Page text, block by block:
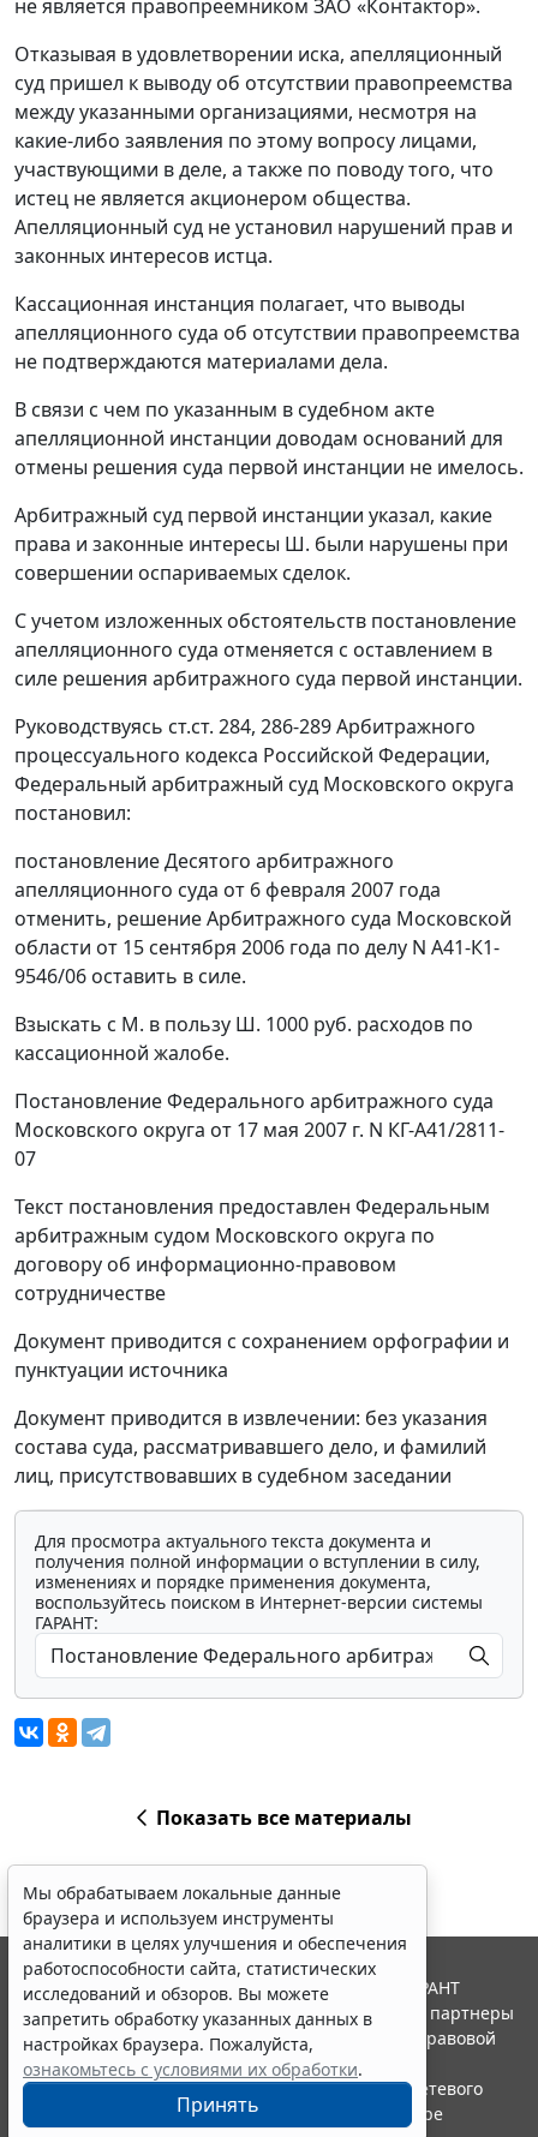
не является правопреемником ЗАО «Контактор».
Отказывая в удовлетворении иска, апелляционный
суд пришел к выводу об отсутствии правопреемства
между указанными организациями, несмотря на
какие-либо заявления по этому вопросу лицами,
участвующими в деле, а также по поводу того, что
истец не является акционером общества.
Апелляционный суд не установил нарушений прав и
законных интересов истца.
Кассационная инстанция полагает, что выводы
апелляционного суда об отсутствии правопреемства
не подтверждаются материалами дела.
В связи с чем по указанным в судебном акте
апелляционной инстанции доводам оснований для
отмены решения суда первой инстанции не имелось.
Арбитражный суд первой инстанции указал, какие
права и законные интересы Ш. были нарушены при
совершении оспариваемых сделок.
С учетом изложенных обстоятельств постановление
апелляционного суда отменяется с оставлением в
силе решения арбитражного суда первой инстанции.
Руководствуясь ст.ст. 284, 286-289 Арбитражного
процессуального кодекса Российской Федерации,
Федеральный арбитражный суд Московского округа
постановил:
постановление Десятого арбитражного
апелляционного суда от 6 февраля 2007 года
отменить, решение Арбитражного суда Московской
области от 15 сентября 2006 года по делу N А41-К1-
9546/06 оставить в силе.
Взыскать с М. в пользу Ш. 1000 руб. расходов по
кассационной жалобе.
Постановление Федерального арбитражного суда
Московского округа от 17 мая 2007 г. N КГ-А41/2811-
07
Текст постановления предоставлен Федеральным
арбитражным судом Московского округа по
договору об информационно-правовом
сотрудничестве
Документ приводится с сохранением орфографии и
пунктуации источника
Документ приводится в извлечении: без указания
состава суда, рассматривавшего дело, и фамилий
лиц, присутствовавших в судебном заседании
Для просмотра актуального текста документа и
получения полной информации о вступлении в силу,
изменениях и порядке применения документа,
воспользуйтесь поиском в Интернет-версии системы
ГАРАНТ:
Показать все материалы
Мы обрабатываем локальные данные
браузера и используем инструменты
аналитики в целях улучшения и обеспечения
работоспособности сайта, статистических
исследований и обзоров. Вы можете
запретить обработку указанных данных в
настройках браузера. Пожалуйста,
ознакомьтесь с условиями их обработки.
Принять
© ООО "НПП "ГАРАНТ-СЕРВИС", 2026. Система ГАРАНТ
выпускается с 1990 года. Компания "Гарант" и ее партнеры
являются участниками Российской ассоциации правовой
информации ГАРАНТ.
Портал ГАРАНТ.РУ зарегистрирован в качестве сетевого
издания Федеральной службой по надзору в сфере